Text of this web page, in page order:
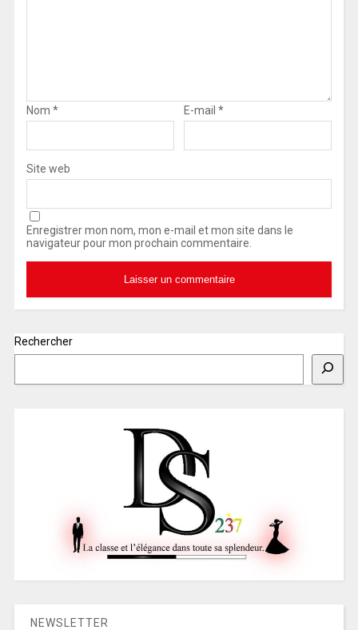
Nom * E-mail *
Site web
Enregistrer mon nom, mon e-mail et mon site dans le
navigateur pour mon prochain commentaire.
Rechercher
NEWSLETTER